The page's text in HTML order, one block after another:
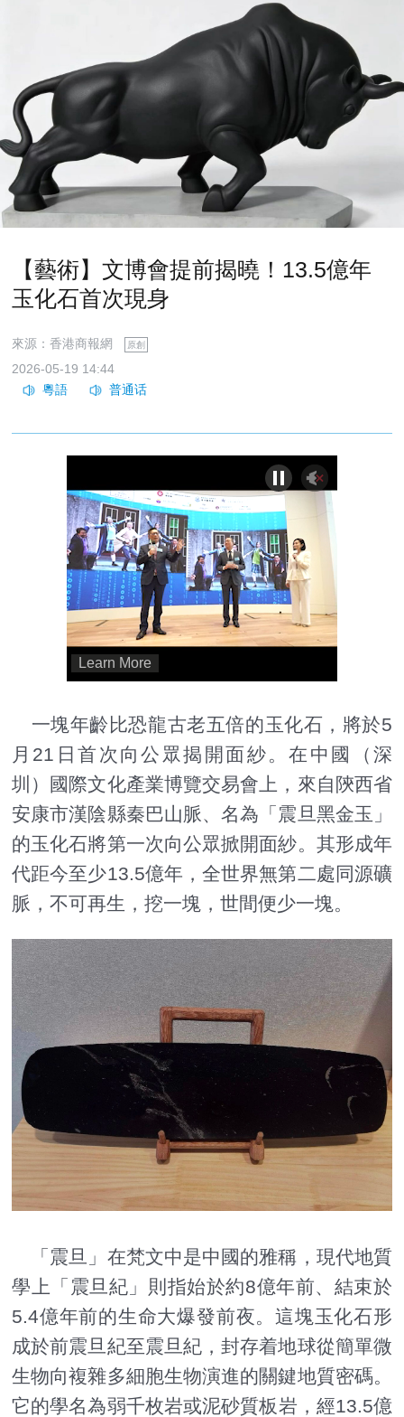
【藝術】文博會提前揭曉！13.5億年
玉化石首次現身
來源：香港商報網 原創
2026-05-19 14:44
一塊年齡比恐龍古老五倍的玉化石，將於5
月21日首次向公眾揭開面紗。在中國（深
圳）國際文化產業博覽交易會上，來自陝西省
安康市漢陰縣秦巴山脈、名為「震旦黑金玉」
的玉化石將第一次向公眾掀開面紗。其形成年
代距今至少13.5億年，全世界無第二處同源礦
脈，不可再生，挖一塊，世間便少一塊。
「震旦」在梵文中是中國的雅稱，現代地質
學上「震旦紀」則指始於約8億年前、結束於
5.4億年前的生命大爆發前夜。這塊玉化石形
成於前震旦紀至震旦紀，封存着地球從簡單微
生物向複雜多細胞生物演進的關鍵地質密碼。
它的學名為弱千枚岩或泥砂質板岩，經13.5億